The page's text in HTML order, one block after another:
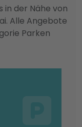
in der Nähe von
Alle Angebote
Parken